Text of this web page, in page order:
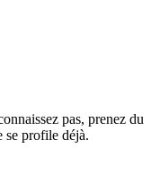
pas, prenez du
se profile déjà.